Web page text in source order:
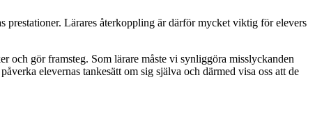
prestationer. Lärares återkoppling är därför mycket viktig för elevers
och gör framsteg. Som lärare måste vi synliggöra misslyckanden
elevernas tankesätt om sig själva och därmed visa oss att de